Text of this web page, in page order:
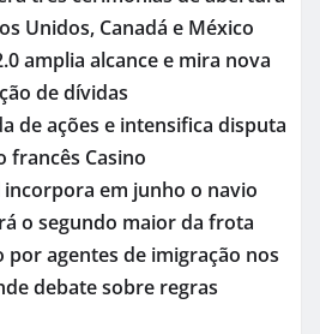
Unidos, Canadá e México
amplia alcance e mira nova
de dívidas
de ações e intensifica disputa
francês Casino
em junho o navio
o segundo maior da frota
por agentes de imigração nos
debate sobre regras